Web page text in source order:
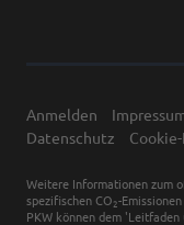
Anmelden
Datenschutz
Weitere Informationen zum
spezifischen CO 2-
PKW können dem